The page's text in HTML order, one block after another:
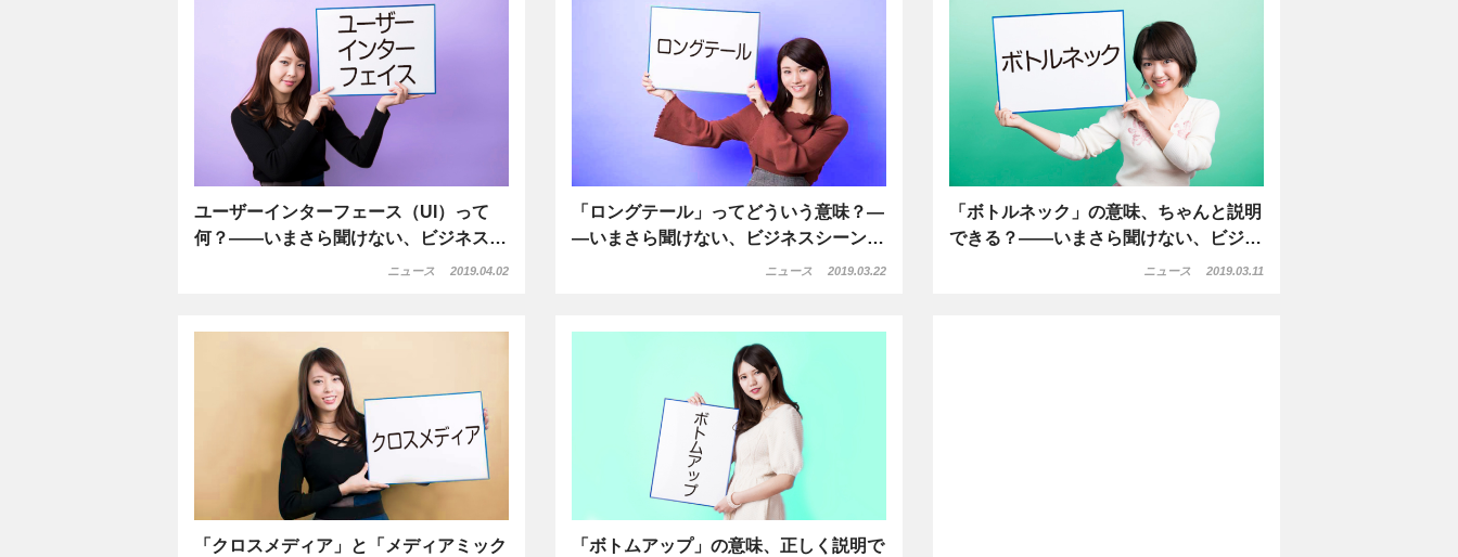
ユーザーインターフェース（UI）って
何？――いまさら聞けない、ビジネス…
ニュース 2019.04.02
「ロングテール」ってどういう意味？―
―いまさら聞けない、ビジネスシーン…
ニュース 2019.03.22
「ボトルネック」の意味、ちゃんと説明
できる？――いまさら聞けない、ビジ…
ニュース 2019.03.11
「クロスメディア」と「メディアミック
「ボトムアップ」の意味、正しく説明で